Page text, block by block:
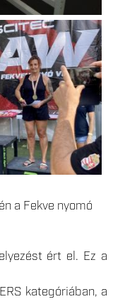
a Fekve nyomó
ért el. Ez a
kategóriában, a